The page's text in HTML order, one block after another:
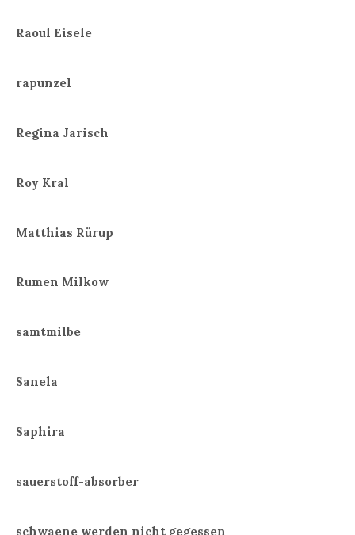
Raoul Eisele
rapunzel
Regina Jarisch
Roy Kral
Matthias Rürup
Rumen Milkow
samtmilbe
Sanela
Saphira
sauerstoff-absorber
schwaene werden nicht gegessen